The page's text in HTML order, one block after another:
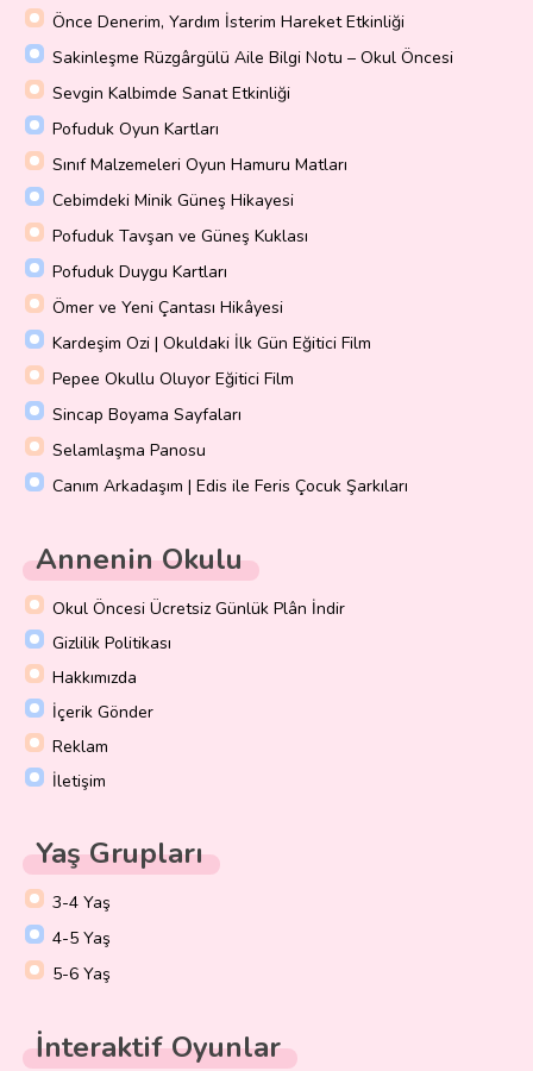
Önce Denerim, Yardım İsterim Hareket Etkinliği
Sakinleşme Rüzgârgülü Aile Bilgi Notu – Okul Öncesi
Sevgin Kalbimde Sanat Etkinliği
Pofuduk Oyun Kartları
Sınıf Malzemeleri Oyun Hamuru Matları
Cebimdeki Minik Güneş Hikayesi
Pofuduk Tavşan ve Güneş Kuklası
Pofuduk Duygu Kartları
Ömer ve Yeni Çantası Hikâyesi
Kardeşim Ozi | Okuldaki İlk Gün Eğitici Film
Pepee Okullu Oluyor Eğitici Film
Sincap Boyama Sayfaları
Selamlaşma Panosu
Canım Arkadaşım | Edis ile Feris Çocuk Şarkıları
Annenin Okulu
Okul Öncesi Ücretsiz Günlük Plân İndir
Gizlilik Politikası
Hakkımızda
İçerik Gönder
Reklam
İletişim
Yaş Grupları
3-4 Yaş
4-5 Yaş
5-6 Yaş
İnteraktif Oyunlar